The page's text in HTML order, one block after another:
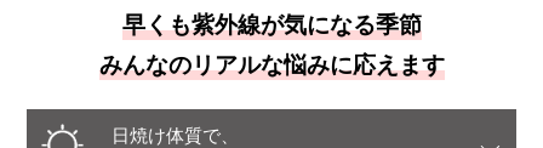
早くも紫外線が気になる季節
みんなのリアルな悩みに応えます
日焼け体質で、